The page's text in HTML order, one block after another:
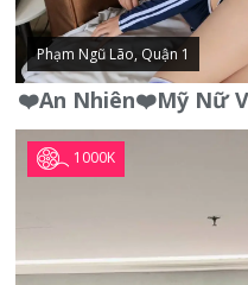
Phạm Ngũ Lão, Quận 1
1000K